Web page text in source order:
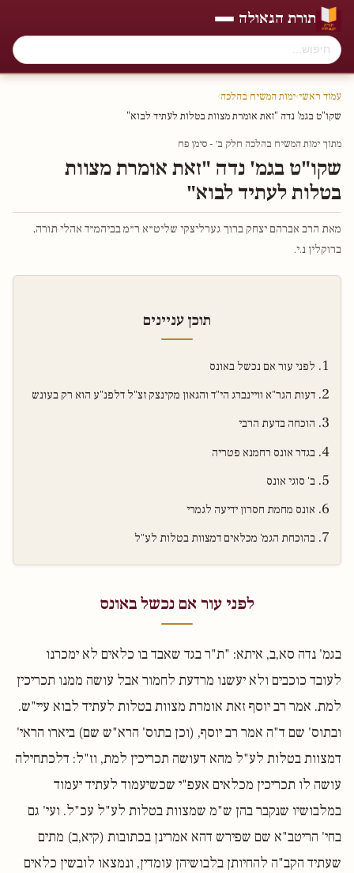
תורת הגאולה
עמוד ראשי›ימות המשיח בהלכה›
שקו"ט בגמ' נדה "זאת אומרת מצוות בטלות לעתיד לבוא"
מתוך ימות המשיח בהלכה חלק ב׳ - סימן פח
שקו"ט בגמ' נדה "זאת אומרת מצוות
בטלות לעתיד לבוא"
מאת הרב אברהם יצחק ברוך גערליצקי שליט״א ר״מ בביהמ״ד אהלי תורה,
ברוקלין נ.י.
תוכן עניינים
לפני עור אם נכשל באונס
דעות הגר"א וויינברג הי"ד והגאון מקינצק זצ"ל דלפנ"ע הוא רק בעונש
הוכחה בדעת הרבי
בגדר אונס רחמנא פטריה
ב' סוגי אונס
אונס מחמת חסרון ידיעה לגמרי
בהוכחת הגמ' מכלאים דמצוות בטלות לע"ל
לפני עור אם נכשל באונס
בגמ' נדה סא,ב, איתא: "ת"ר בגד שאבד בו כלאים לא ימכרנו
לעובד כוכבים ולא יעשנו מרדעת לחמור אבל עושה ממנו תכריכין
למת. אמר רב יוסף זאת אומרת מצוות בטלות לעתיד לבוא עיי"ש.
ובתוס' שם ד"ה אמר רב יוסף, (וכן בתוס' הרא"ש שם) ביארו הראי'
דמצוות בטלות לע"ל מהא דעושה תכריכין למת, וז"ל: דלכתחילה
עושה לו תכריכין מכלאים אעפ"י שכשיעמוד לעתיד יעמוד
במלבושיו שנקבר בהן ש"מ שמצוות בטלות לע"ל עכ"ל. ועי' גם
בחי' הריטב"א שם שפירש דהא אמרינן בכתובות (קיא,ב) מתים
שעתיד הקב"ה להחיותן בלבושיהן עומדין, ונמצאו לובשין כלאים